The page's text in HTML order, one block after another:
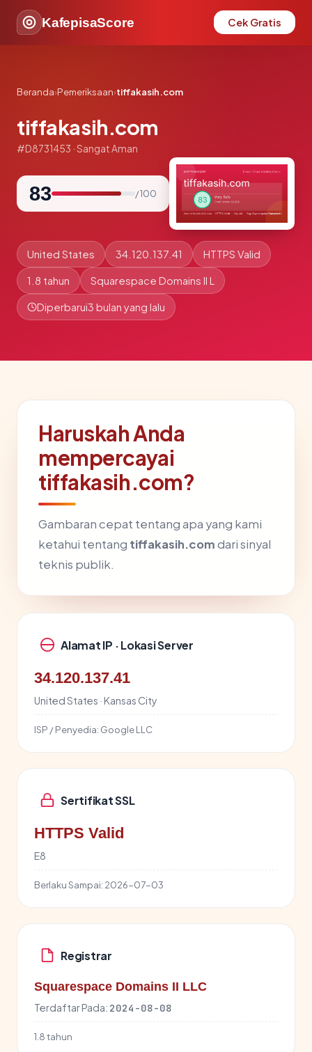
KafepisaScore Cek Gratis
Beranda›Pemeriksaan›tiffakasih.com
tiffakasih.com
#D8731453 · Sangat Aman
83 / 100
United States 34.120.137.41 HTTPS Valid
1.8 tahun Squarespace Domains II L
Diperbarui3 bulan yang lalu
Haruskah Anda
mempercayai
tiffakasih.com?
Gambaran cepat tentang apa yang kami
ketahui tentang tiffakasih.comdari sinyal
teknis publik.
Alamat IP · Lokasi Server
34.120.137.41
United States · Kansas City
ISP / Penyedia: Google LLC
Sertifikat SSL
HTTPS Valid
E8
Berlaku Sampai: 2026-07-03
Registrar
Squarespace Domains II LLC
Terdaftar Pada: 2024-08-08
1.8 tahun